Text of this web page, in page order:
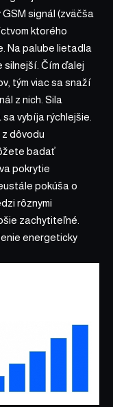
GSM signál (zväčša
ktorého
Na palube lietadla
silnejší. Čím ďalej
tým viac sa snaží
z nich. Sila
vybíja rýchlejšie.
dôvodu
badať
pokrytie
pokúša o
rôznymi
zachytiteľné.
energeticky